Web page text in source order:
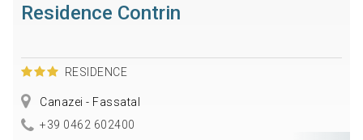
Residence Contrin
RESIDENCE
Canazei - Fassatal
+39 0462 602400